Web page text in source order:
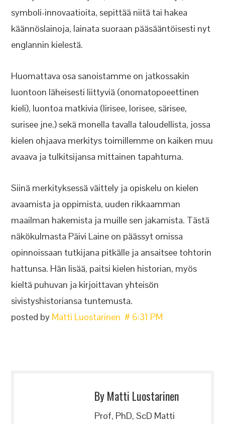
symboli-innovaatioita, sepittää niitä tai hakea
käännöslainoja, lainata suoraan pääsääntöisesti nyt
englannin kielestä.
Huomattava osa sanoistamme on jatkossakin
luontoon läheisesti liittyviä (onomatopoeettinen
kieli), luontoa matkivia (lirisee, lorisee, särisee,
surisee jne.) sekä monella tavalla taloudellista, jossa
kielen ohjaava merkitys toimillemme on kaiken muu
avaava ja tulkitsijansa mittainen tapahtuma.
Siinä merkityksessä väittely ja opiskelu on kielen
avaamista ja oppimista, uuden rikkaamman
maailman hakemista ja muille sen jakamista. Tästä
näkökulmasta Päivi Laine on päässyt omissa
opinnoissaan tutkijana pitkälle ja ansaitsee tohtorin
hattunsa. Hän lisää, paitsi kielen historian, myös
kieltä puhuvan ja kirjoittavan yhteisön
sivistyshistoriansa tuntemusta.
posted by Matti Luostarinen # 6:31 PM
By Matti Luostarinen
Prof, PhD, ScD Matti